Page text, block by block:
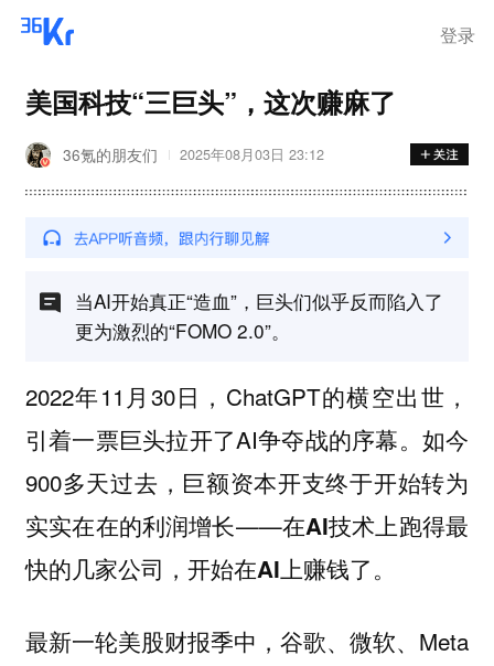
登录
美国科技“三巨头”，这次赚麻了
36氪的朋友们 2025年08月03日 23:12
当AI开始真正“造血”，巨头们似乎反而陷入了
更为激烈的“FOMO 2.0”。
2022年11月30日，ChatGPT的横空出世，
引着一票巨头拉开了AI争夺战的序幕。如今
900多天过去，巨额资本开支终于开始转为
实实在在的利润增长——在AI技术上跑得最
快的几家公司，开始在AI上赚钱了。
最新一轮美股财报季中，谷歌、微软、Meta